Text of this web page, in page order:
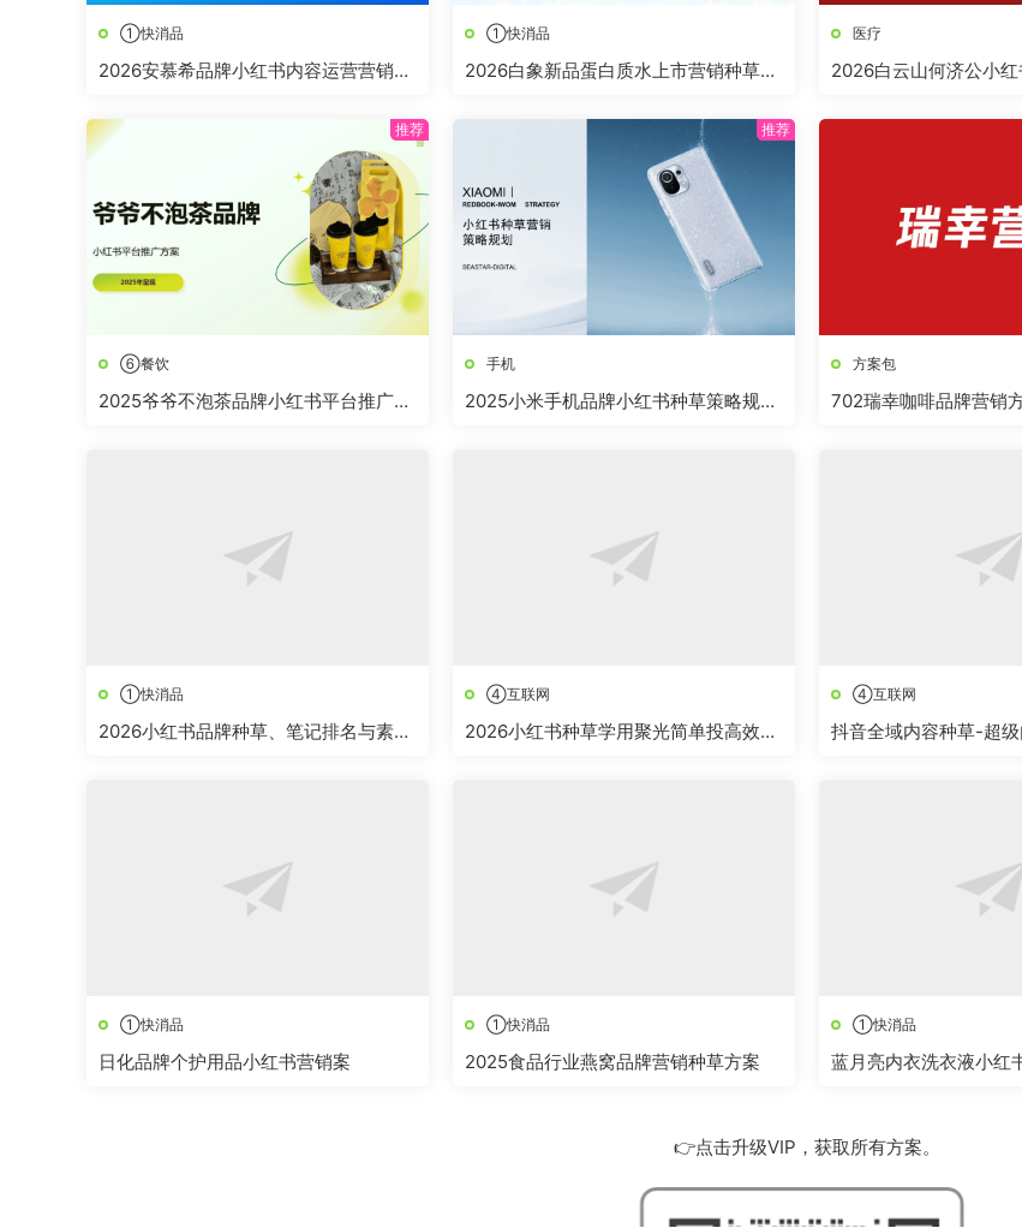
①快消品
2026安慕希品牌小红书内容运营营销方
①快消品
2026白象新品蛋白质水上市营销种草方
医疗
2026白云山何济公小红
⑥餐饮
2025爷爷不泡茶品牌小红书平台推广方
手机
2025小米手机品牌小红书种草策略规划
方案包
702瑞幸咖啡品牌营销
①快消品
2026小红书品牌种草、笔记排名与素人
④互联网
2026小红书种草学用聚光简单投高效又
④互联网
抖音全域内容种草-超
①快消品
日化品牌个护用品小红书营销案
①快消品
2025食品行业燕窝品牌营销种草方案
①快消品
蓝月亮内衣洗衣液小红
👉点击升级VIP，获取所有方案。